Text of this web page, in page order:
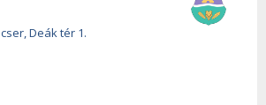
Deák tér 1.